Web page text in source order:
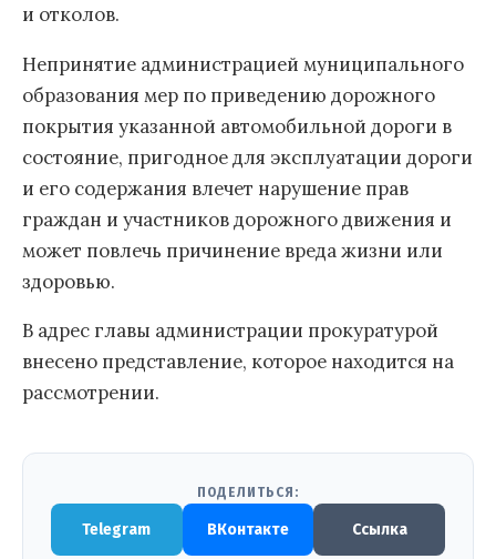
и отколов.
Непринятие администрацией муниципального
образования мер по приведению дорожного
покрытия указанной автомобильной дороги в
состояние, пригодное для эксплуатации дороги
и его содержания влечет нарушение прав
граждан и участников дорожного движения и
может повлечь причинение вреда жизни или
здоровью.
В адрес главы администрации прокуратурой
внесено представление, которое находится на
рассмотрении.
ПОДЕЛИТЬСЯ:
Telegram ВКонтакте Ссылка